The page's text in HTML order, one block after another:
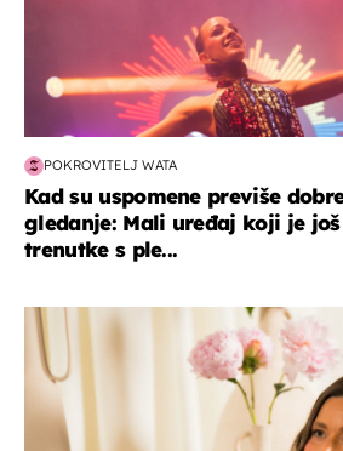
POKROVITELJ WATA
Kad su uspomene previše
gledanje: Mali uređaj koji je
trenutke s ple...
moda & ljepota